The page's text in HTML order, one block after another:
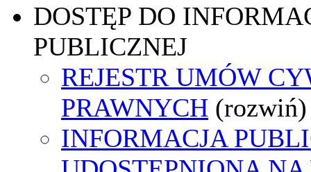
DOSTĘP DO
PUBLICZNEJ
REJESTR UMÓW
PRAWNYCH (rozwiń)
INFORMACJA